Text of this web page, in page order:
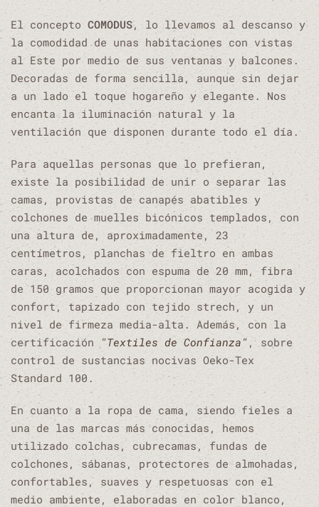
El concepto COMODUS, lo llevamos al descanso y
la comodidad de unas habitaciones con vistas
al Este por medio de sus ventanas y balcones.
Decoradas de forma sencilla, aunque sin dejar
a un lado el toque hogareño y elegante. Nos
encanta la iluminación natural y la
ventilación que disponen durante todo el día.
Para aquellas personas que lo prefieran,
existe la posibilidad de unir o separar las
camas, provistas de canapés abatibles y
colchones de muelles bicónicos templados, con
una altura de, aproximadamente, 23
centímetros, planchas de fieltro en ambas
caras, acolchados con espuma de 20 mm, fibra
de 150 gramos que proporcionan mayor acogida y
confort, tapizado con tejido strech, y un
nivel de firmeza media-alta. Además, con la
certificación
"Textiles de Confianza" , sobre
control de sustancias nocivas Oeko-Tex
Standard 100.
En cuanto a la ropa de cama, siendo fieles a
una de las marcas más conocidas, hemos
utilizado colchas, cubrecamas, fundas de
colchones, sábanas, protectores de almohadas,
confortables, suaves y respetuosas con el
medio ambiente, elaboradas en color blanco,